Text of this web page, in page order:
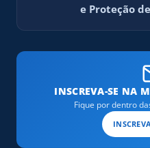
e Proteção
INSCREVA-SE NA
Fique por dentro